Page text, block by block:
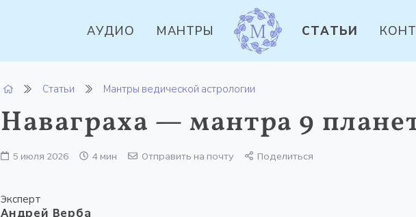
АУДИО МАНТРЫ СТАТЬИ
Статьи Мантры ведической астрологии
Наваграха — мантра 9
5 июля 2026 4 мин Отправить на почту Поделиться
Эксперт
Андрей Верба